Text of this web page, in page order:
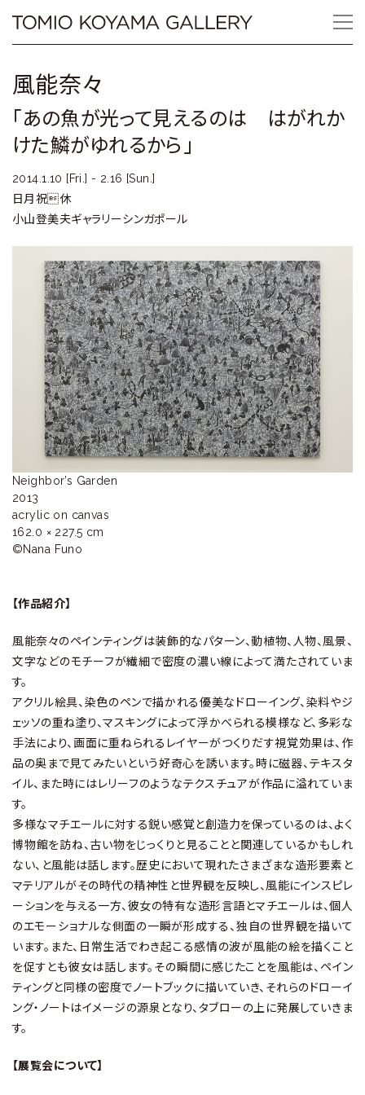
content
Tomio
Gallery
小
登
風能奈々
「あの魚が光って見えるのは はがれか
けた鱗がゆれるから」
2014.1.10 [Fri.] - 2.16 [Sun.]
日月祝休
小山登美夫ギャラリーシンガポール
Neighbor’s Garden
2013
acrylic on canvas
162.0 × 227.5 cm
©Nana Funo
【作品紹介】
風能奈々のペインティングは装飾的なパターン、動植物、人物、風景、
文字などのモチーフが繊細で密度の濃い線によって満たされていま
す。
アクリル絵具、染色のペンで描かれる優美なドローイング、染料やジ
ェッソの重ね塗り、マスキングによって浮かべられる模様など、多彩な
手法により、画面に重ねられるレイヤーがつくりだす視覚効果は、作
品の奥まで見てみたいという好奇心を誘います。時に磁器、テキスタ
イル、また時にはレリーフのようなテクスチュアが作品に溢れていま
す。
多様なマチエールに対する鋭い感覚と創造力を保っているのは、よく
博物館を訪ね、古い物をじっくりと見ることと関連しているかもしれ
ない、と風能は話します。歴史において現れたさまざまな造形要素と
マテリアルがその時代の精神性と世界観を反映し、風能にインスピレ
ーションを与える一方、彼女の特有な造形言語とマチエールは、個人
のエモーショナルな側面の一瞬が形成する、独自の世界観を描いて
います。また、日常生活でわき起こる感情の波が風能の絵を描くこと
を促すとも彼女は話します。その瞬間に感じたことを風能は、ペイン
ティングと同様の密度でノートブックに描いていき、それらのドローイ
ング・ノートはイメージの源泉となり、タブローの上に発展していきま
す。
【展覧会について】